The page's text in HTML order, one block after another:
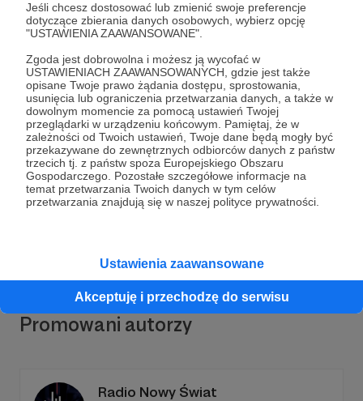
Jeśli chcesz dostosować lub zmienić swoje preferencje
dotyczące zbierania danych osobowych, wybierz opcję
"USTAWIENIA ZAAWANSOWANE".
Zgoda jest dobrowolna i możesz ją wycofać w
USTAWIENIACH ZAAWANSOWANYCH, gdzie jest także
opisane Twoje prawo żądania dostępu, sprostowania,
usunięcia lub ograniczenia przetwarzania danych, a także w
dowolnym momencie za pomocą ustawień Twojej
przeglądarki w urządzeniu końcowym. Pamiętaj, że w
zależności od Twoich ustawień, Twoje dane będą mogły być
przekazywane do zewnętrznych odbiorców danych z państw
trzecich tj. z państw spoza Europejskiego Obszaru
Gospodarczego. Pozostałe szczegółowe informacje na
temat przetwarzania Twoich danych w tym celów
przetwarzania znajdują się w naszej polityce prywatności.
Ustawienia zaawansowane
Akceptuję i przechodzę do serwisu
Dołącz do grona Patronów!
Wesprzyj działalność AutoraNowa Konfederacja
teraz!
Promowani autorzy
Radio Nowy Świat